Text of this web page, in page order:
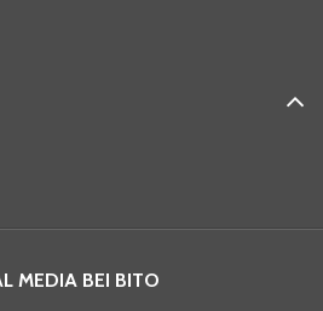
MEDIA BEI BITO